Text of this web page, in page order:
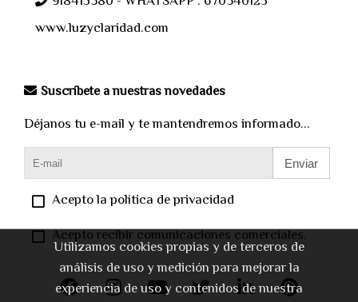
www.luzyclaridad.com
Suscríbete a nuestras novedades
Déjanos tu e-mail y te mantendremos informado...
Enviar
Acepto la política de privacidad
Acepto recibir comunicaciones comerciales.
Utilizamos cookies propias y de terceros de
análisis de uso y medición para mejorar la
experiencia de uso y contenidos de nuestra